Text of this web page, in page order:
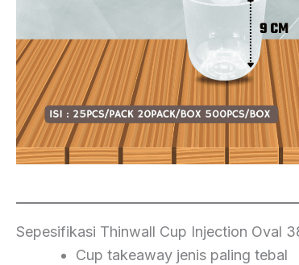
Sepesifikasi Thinwall Cup Injection Oval
Cup takeaway jenis paling tebal